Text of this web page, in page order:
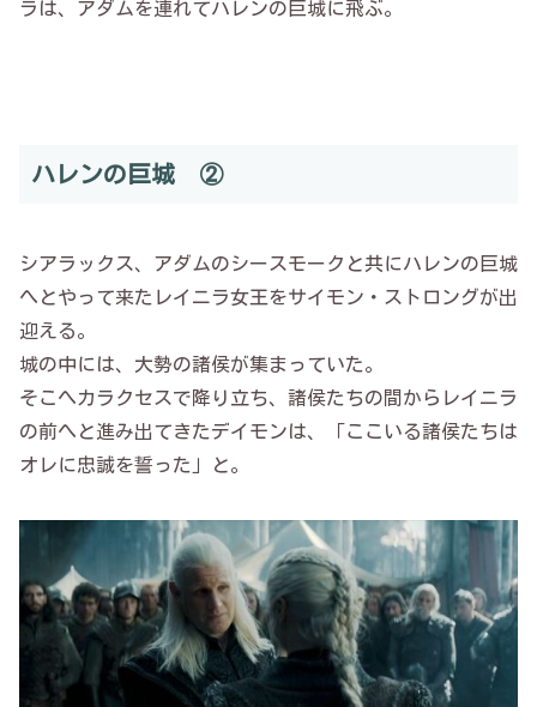
ラは、アダムを連れてハレンの巨城に飛ぶ。
ハレンの巨城 ②
シアラックス、アダムのシースモークと共にハレンの巨城
へとやって来たレイニラ女王をサイモン・ストロングが出
迎える。
城の中には、大勢の諸侯が集まっていた。
そこへカラクセスで降り立ち、諸侯たちの間からレイニラ
の前へと進み出てきたデイモンは、「ここいる諸侯たちは
オレに忠誠を誓った」と。